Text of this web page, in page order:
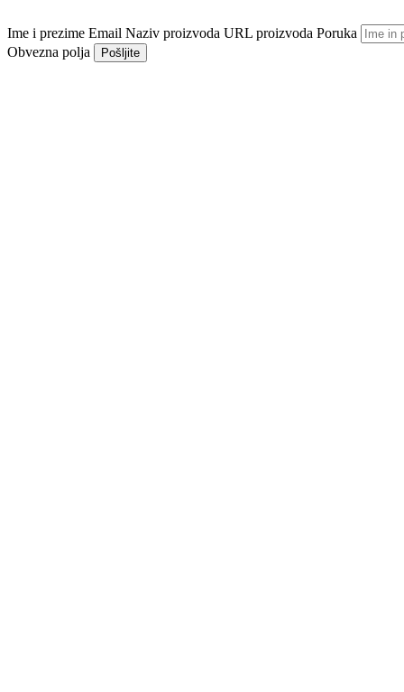
Ime i prezime Email Naziv proizvoda URL proizvoda Poruka
Obvezna polja